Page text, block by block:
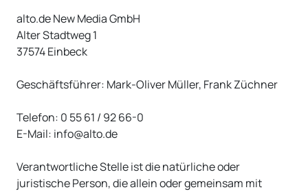
alto.de New Media GmbH
Alter Stadtweg 1
37574 Einbeck
Geschäftsführer: Mark-Oliver Müller, Frank Züchner
Telefon: 0 55 61 / 92 66-0
E-Mail: info@alto.de
Verantwortliche Stelle ist die natürliche oder
juristische Person, die allein oder gemeinsam mit